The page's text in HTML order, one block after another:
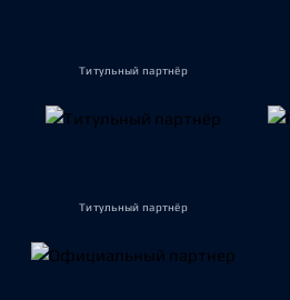
Титульный партнёр
Титульный партнёр